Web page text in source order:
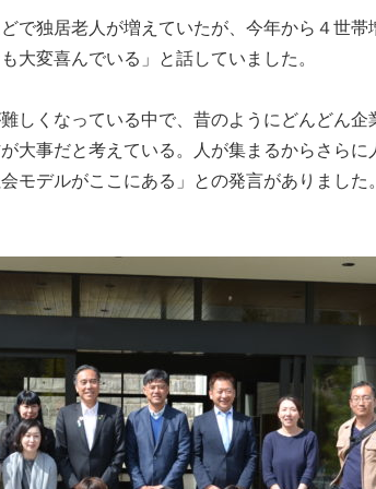
で独居老人が増えていたが、今年から４世
大変喜んでいる」と話していました。
しくなっている中で、昔のようにどんどん
大事だと考えている。人が集まるからさらに
モデルがここにある」との発言がありました。